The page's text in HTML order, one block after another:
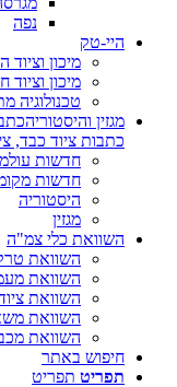
נפה
היי-טק
מיכון וציוד
מיכון וציוד
טכנולוגיה
מגזין והיסטוריה
כתבות ציוד כבד,
חדשות
חדשות
היסטוריה
מגזין
השוואת כלי צמ"ה
השוואת
השוואת
השוואת
השוואת
השוואת
חיפוש באתר
תפריט תפריט